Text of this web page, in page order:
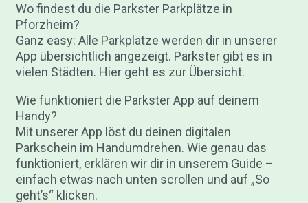
Wo findest du die Parkster Parkplätze in
Pforzheim?
Ganz easy: Alle Parkplätze werden dir in unserer
App übersichtlich angezeigt. Parkster gibt es in
vielen Städten. Hier geht es zur Übersicht.
Wie funktioniert die Parkster App auf deinem
Handy?
Mit unserer App löst du deinen digitalen
Parkschein im Handumdrehen. Wie genau das
funktioniert, erklären wir dir in unserem Guide –
einfach etwas nach unten scrollen und auf „So
geht’s“ klicken.